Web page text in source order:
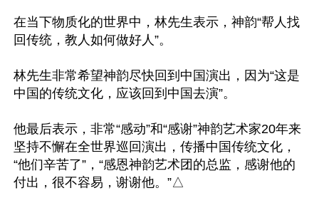
在当下物质化的世界中，林先生表示，神韵“帮人找
回传统，教人如何做好人”。
林先生非常希望神韵尽快回到中国演出，因为“这是
中国的传统文化，应该回到中国去演”。
他最后表示，非常“感动”和“感谢”神韵艺术家20年来
坚持不懈在全世界巡回演出，传播中国传统文化，
“他们辛苦了”，“感恩神韵艺术团的总监，感谢他的